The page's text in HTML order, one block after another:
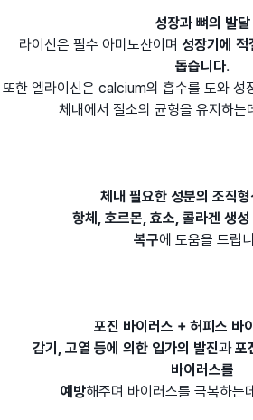
성장과 뼈의 발달
라이신은 필수 아미노산이며 성장기에 적
돕습니다.
또한 엘라이신은 calcium의 흡수를 도와 성
체내에서 질소의 균형을 유지하는
체내 필요한 성분의 조직
항체, 호르몬, 효소, 콜라겐 생
복구에 도움을 드립
포진 바이러스 + 허피스 바
감기, 고열 등에 의한 입가의 발진과포
바이러스를
예방해주며 바이러스를 극복하는